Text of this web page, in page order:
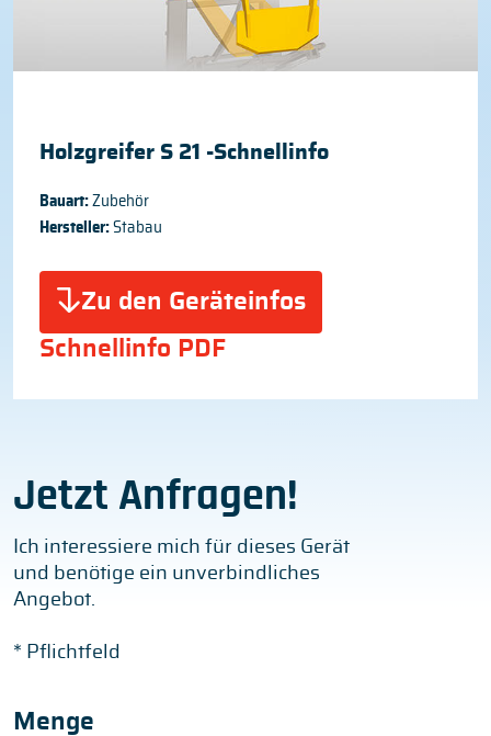
Holzgreifer S 21 -Schnellinfo
Bauart: Zubehör
Hersteller:Stabau
Zu den Geräteinfos
Schnellinfo PDF
Jetzt Anfragen!
Ich interessiere mich für dieses Gerät
und benötige ein unverbindliches
Angebot.
* Pflichtfeld
Menge